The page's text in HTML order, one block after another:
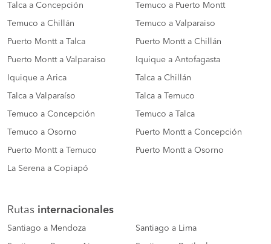
Talca a Concepción Temuco a Puerto Montt
Temuco a Chillán Temuco a Valparaiso
Puerto Montt a Talca Puerto Montt a Chillán
Puerto Montt a Valparaiso Iquique a Antofagasta
Iquique a Arica Talca a Chillán
Talca a Valparaíso Talca a Temuco
Temuco a Concepción Temuco a Talca
Temuco a Osorno Puerto Montt a Concepción
Puerto Montt a Temuco Puerto Montt a Osorno
La Serena a Copiapó
Rutas internacionales
Santiago a Mendoza Santiago a Lima